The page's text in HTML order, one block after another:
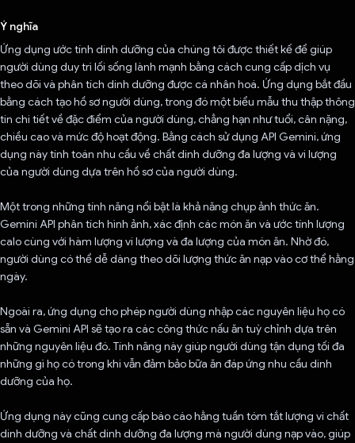
Ý nghĩa
Ứng dụng ước tính dinh dưỡng của chúng tôi được thiết kế để giúp
người dùng duy trì lối sống lành mạnh bằng cách cung cấp dịch vụ
theo dõi và phân tích dinh dưỡng được cá nhân hoá. Ứng dụng bắt đầu
bằng cách tạo hồ sơ người dùng, trong đó một biểu mẫu thu thập thông
tin chi tiết về đặc điểm của người dùng, chẳng hạn như tuổi, cân nặng,
chiều cao và mức độ hoạt động. Bằng cách sử dụng API Gemini, ứng
dụng này tính toán nhu cầu về chất dinh dưỡng đa lượng và vi lượng
của người dùng dựa trên hồ sơ của người dùng.
Một trong những tính năng nổi bật là khả năng chụp ảnh thức ăn.
Gemini API phân tích hình ảnh, xác định các món ăn và ước tính lượng
calo cùng với hàm lượng vi lượng và đa lượng của món ăn. Nhờ đó,
người dùng có thể dễ dàng theo dõi lượng thức ăn nạp vào cơ thể hằng
ngày.
Ngoài ra, ứng dụng cho phép người dùng nhập các nguyên liệu họ có
sẵn và Gemini API sẽ tạo ra các công thức nấu ăn tuỳ chỉnh dựa trên
những nguyên liệu đó. Tính năng này giúp người dùng tận dụng tối đa
những gì họ có trong khi vẫn đảm bảo bữa ăn đáp ứng nhu cầu dinh
dưỡng của họ.
Ứng dụng này cũng cung cấp báo cáo hằng tuần tóm tắt lượng vi chất
dinh dưỡng và chất dinh dưỡng đa lượng mà người dùng nạp vào, giúp